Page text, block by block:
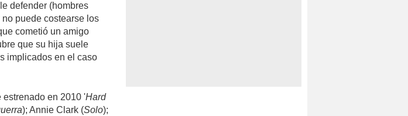
defender (hombres
puede costearse los
cometió un amigo
que su hija suele
implicados en el caso
en 2010 'Hard
); Annie Clark (Solo);